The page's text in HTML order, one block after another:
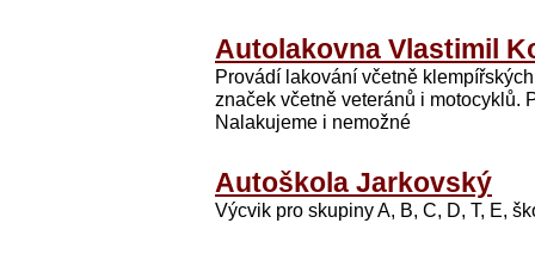
Autolakovna Vlastimil
Provádí lakování včetně
značek včetně veteránů i motocyklů.
Nalakujeme i nemožné
Autoškola Jarkovský
Výcvik pro skupiny A, B, C, D, T, E,